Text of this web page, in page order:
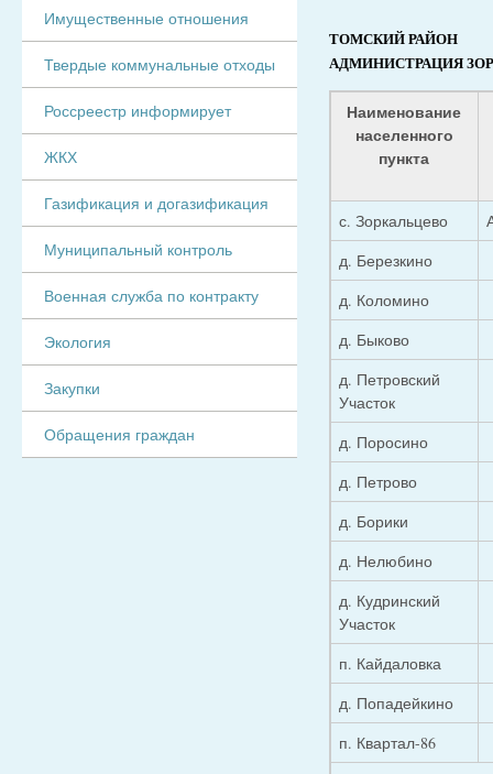
ТОМСКИЙ РАЙОН
АДМИНИСТРАЦИЯ
Наименование
населенного
пункта
с. Зоркальцево
д. Березкино
д. Коломино
д. Быково
д. Петровский
Участок
д. Поросино
д. Петрово
д. Борики
д. Нелюбино
д. Кудринский
Участок
п. Кайдаловка
д. Попадейкино
п. Квартал-86
Имущественные отношения
Твердые коммунальные отходы
Россреестр информирует
ЖКХ
Газификация и догазификация
Муниципальный контроль
Военная служба по контракту
Экология
Закупки
Обращения граждан